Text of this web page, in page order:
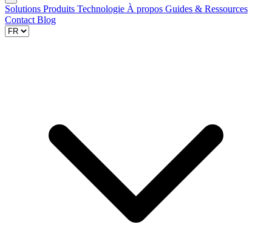
Solutions Produits Technologie À propos Guides & Ressources
Contact Blog